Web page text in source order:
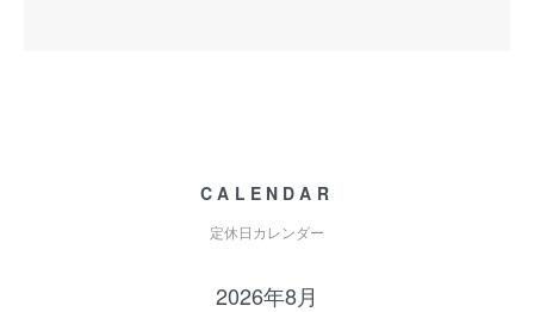
CALENDAR
定休日カレンダー
2026年8月